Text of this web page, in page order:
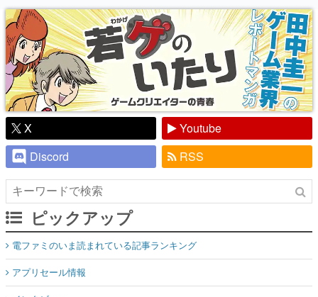
X
Youtube
Discord
RSS
ピックアップ
電ファミのいま読まれている記事ランキング
アプリセール情報
インタビュー
連載・特集一覧